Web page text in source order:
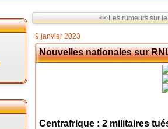
<< Les rumeurs sur
9 janvier 2023
Nouvelles nationales sur
Centrafrique : 2 militaires